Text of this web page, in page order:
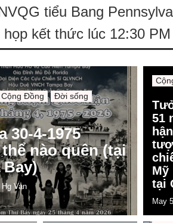
tiểu Bang
kết thức lúc 12:30 PM
Cộng Đồng
Đời sống
30-4-1975
nào quên (tại
Bay)
Hg Van
51
Mỹ
tại
May